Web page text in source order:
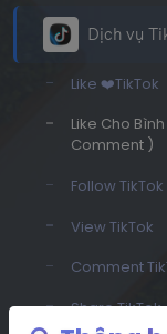
Dịch vụ
Like ❤️TikTok
Like Cho Bình
Comment )
Follow TikTok
View TikTok
Comment
Share TikTok
Nhập tên dịch
Nhập tên hoặc ID
Dịch vụ
Phân loại
Like Cho
#7136